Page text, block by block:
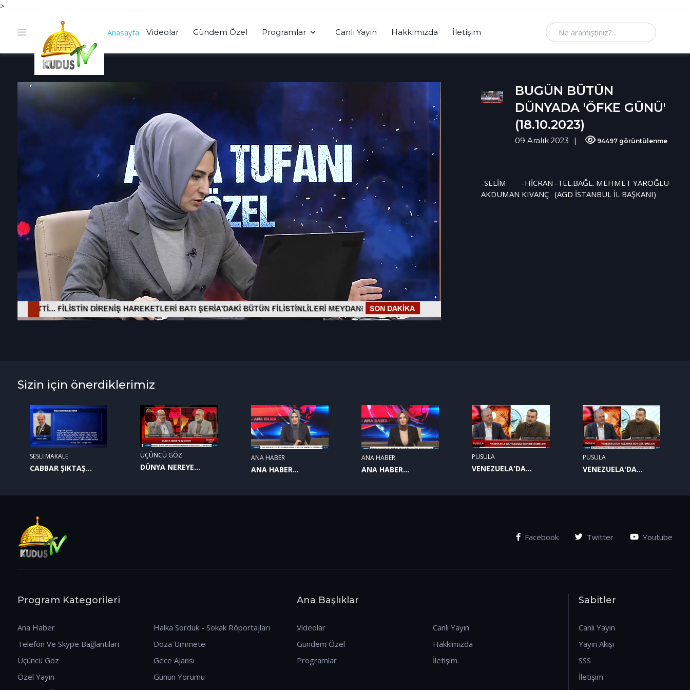
>
Anasayfa Videolar Gündem Özel Programlar Canlı Yayın Hakkımızda İletişim Ne aramıştınız
BUGÜN BÜTÜN
DÜNYADA 'ÖFKE GÜNÜ'
(18.10.2023)
09 Aralık 2023 94497 görüntülenme
-SELİM
AKDUMAN
-HİCRAN
KIVANÇ
-TEL.BAĞL. MEHMET YAROĞLU
(AGD İSTANBUL İL BAŞKANI)
Sizin için önerdiklerimiz
SESLİ MAKALE
CABBAR ŞIKTAŞ
ÜÇÜNCÜ GÖZ
DÜNYA NEREYE
ANA HABER
ANA HABER
ANA HABER
ANA HABER
PUSULA
VENEZUELA'DA
PUSULA
VENEZUELA'DA
Facebook Twitter Youtube
Program Kategorileri
Ana Haber
Telefon Ve Skype Bağlantıları
Üçüncü Göz
Özel Yayın
Halka Sorduk - Sokak Röportajları
Doza Ummete
Gece Ajansı
Günün Yorumu
Ana Başlıklar
Videolar
Gündem Özel
Programlar
Canlı Yayın
Hakkımızda
İletişim
Sabitler
Canlı Yayın
Yayın Akışı
SSS
İletişim